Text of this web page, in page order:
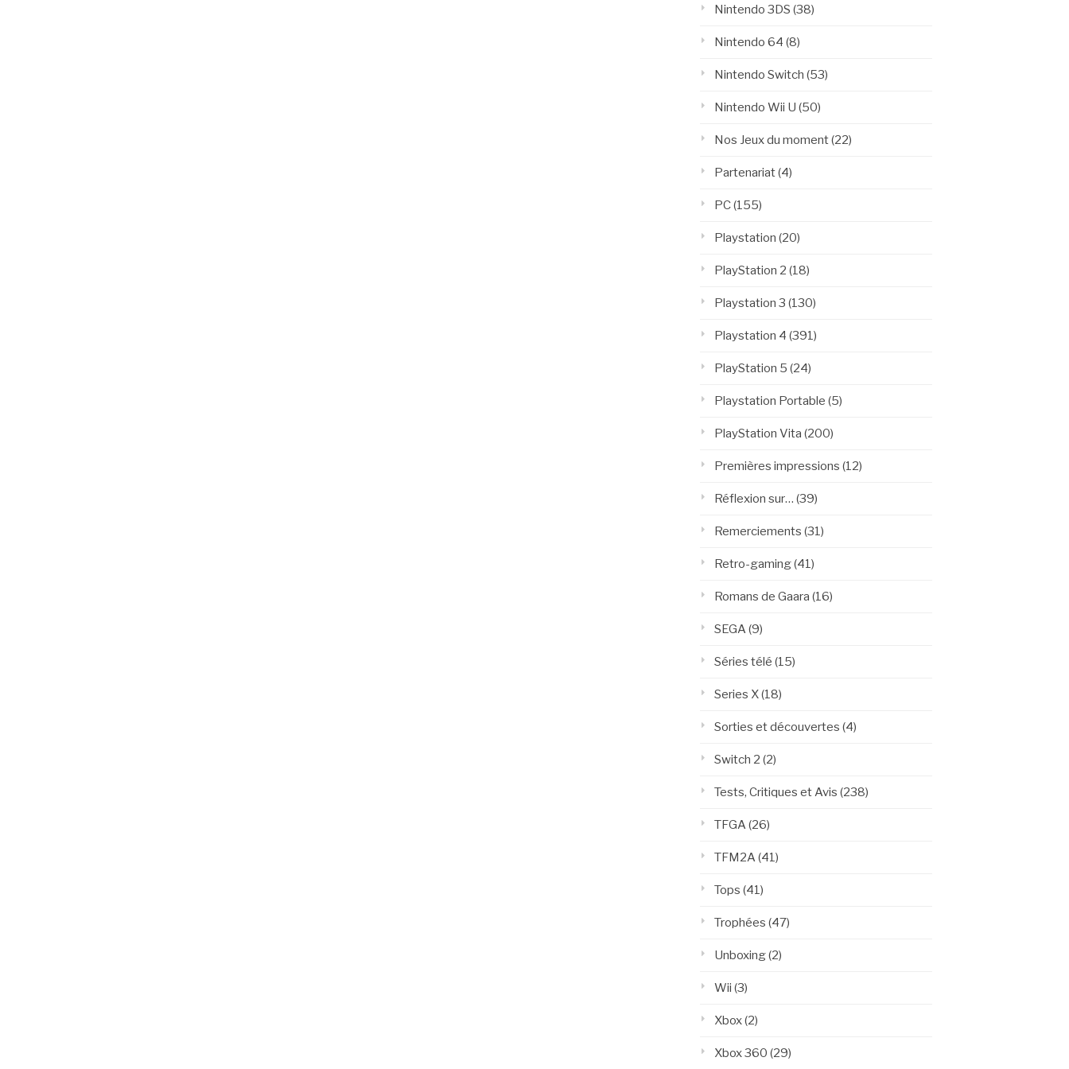
Nintendo 3DS (38)
Nintendo 64 (8)
Nintendo Switch (53)
Nintendo Wii U (50)
Nos Jeux du moment(22)
Partenariat(4)
PC(155)
Playstation (20)
PlayStation 2 (18)
Playstation 3 (130)
Playstation 4 (391)
PlayStation 5 (24)
Playstation Portable (5)
PlayStation Vita (200)
Premières impressions (12)
Réflexion sur… (39)
Remerciements (31)
Retro-gaming(41)
Romans de Gaara (16)
SEGA (9)
Séries télé (15)
Series X(18)
Sorties et découvertes (4)
Switch 2 (2)
Tests, Critiques et Avis (238)
TFGA (26)
TFM2A (41)
Tops (41)
Trophées (47)
Unboxing(2)
Wii (3)
Xbox(2)
Xbox 360 (29)